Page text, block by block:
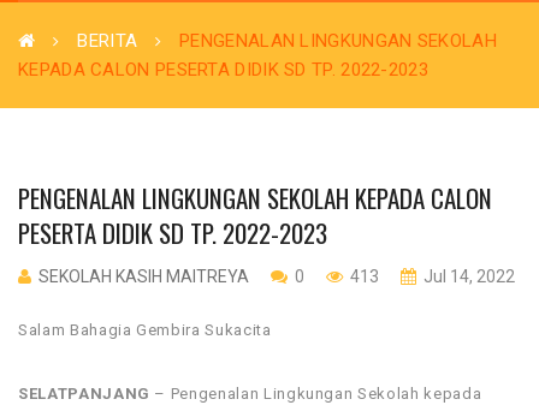
BERITA
PENGENALAN LINGKUNGAN SEKOLAH
KEPADA CALON PESERTA DIDIK SD TP. 2022-2023
PENGENALAN LINGKUNGAN SEKOLAH KEPADA CALON
PESERTA DIDIK SD TP. 2022-2023
SEKOLAH KASIH MAITREYA 0 413 Jul 14, 2022
Salam Bahagia Gembira Sukacita
SELATPANJANG – Pengenalan Lingkungan Sekolah kepada